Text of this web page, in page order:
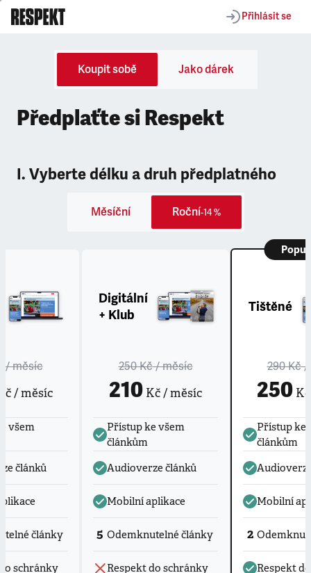
Přihlásit se
Koupit sobě Jako dárek
Předplaťte si Respekt
I. Vyberte délku a druh předplatného
Měsíční Roční-14 %
/ měsíc
/ měsíc
všem
článků
články
schránky
Digitální
+ Klub
250 Kč/ měsíc
210 Kč / měsíc
Přístup ke všem
článkům
Audioverze článků
Mobilní aplikace
5 Odemknutelné články
Respekt do schránky
Tištěné
290 Kč/
250Kč
Přístup ke
článkům
Mobilní
2
Respekt